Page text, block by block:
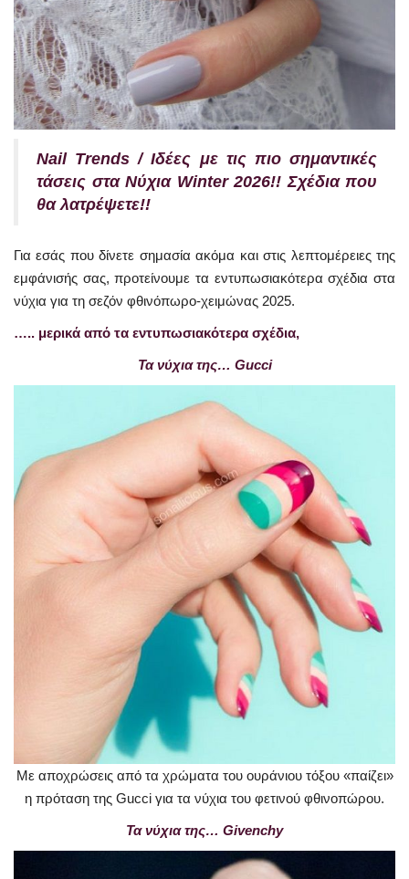
Nail Trends / Ιδέες με τις πιο σημαντικές
τάσεις στα Νύχια Winter 2026!! Σχέδια που
θα λατρέψετε!!
Για εσάς που δίνετε σημασία ακόμα και στις λεπτομέρειες της
εμφάνισής σας, προτείνουμε τα εντυπωσιακότερα σχέδια στα
νύχια για τη σεζόν φθινόπωρο-χειμώνας 2025.
….. μερικά από τα εντυπωσιακότερα σχέδια,
Τα νύχια της… Gucci
Με αποχρώσεις από τα χρώματα του ουράνιου τόξου «παίζει»
η πρόταση της Gucci για τα νύχια του φετινού φθινοπώρου.
Τα νύχια της… Givenchy